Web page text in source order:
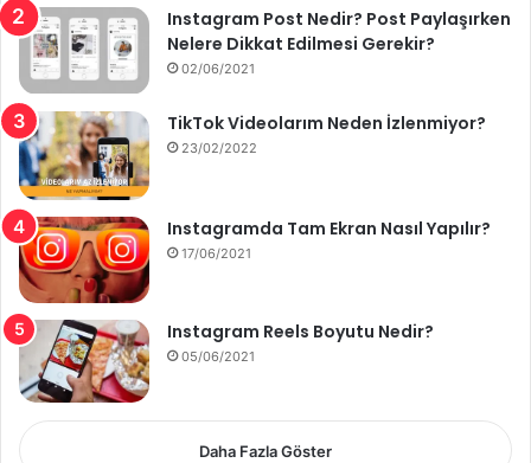
Instagram Post Nedir? Post Paylaşırken
Nelere Dikkat Edilmesi Gerekir?
02/06/2021
TikTok Videolarım Neden İzlenmiyor?
23/02/2022
Instagramda Tam Ekran Nasıl Yapılır?
17/06/2021
Instagram Reels Boyutu Nedir?
05/06/2021
Daha Fazla Göster